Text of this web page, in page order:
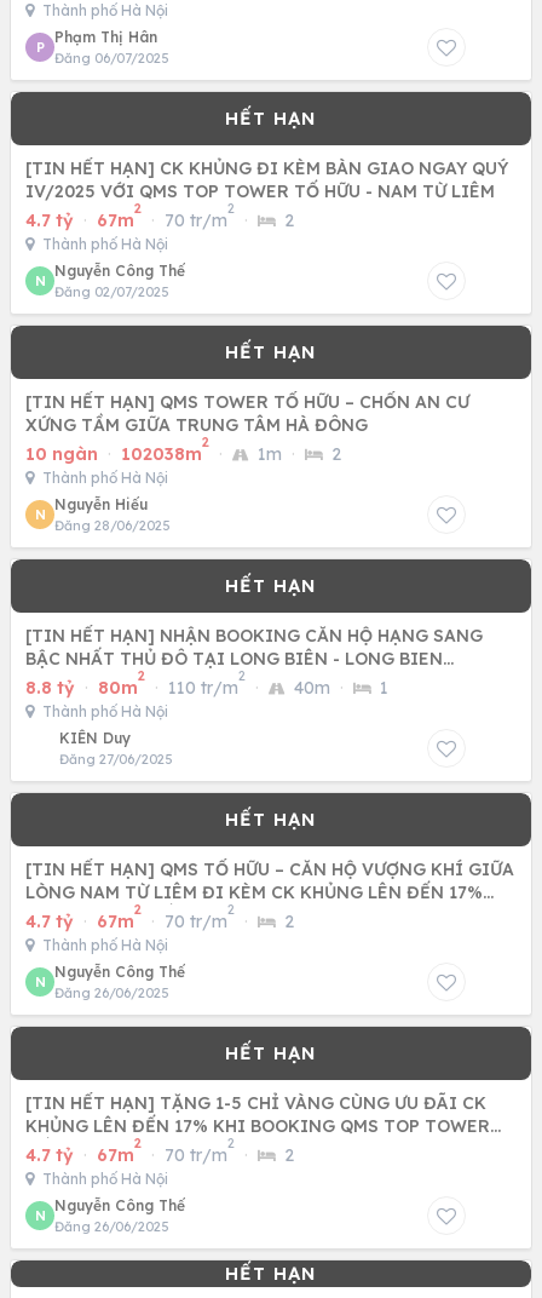
Thành phố Hà Nội
P
Phạm Thị Hân
Đăng 06/07/2025
[TIN HẾT HẠN] CK KHỦNG ĐI KÈM BÀN GIAO NGAY QUÝ
IV/2025 VỚI QMS TOP TOWER TỐ HỮU - NAM TỪ LIÊM
4.7 tỷ · 67m
2
· 70 tr/m
2
· 2
Thành phố Hà Nội
N
Nguyễn Công Thế
Đăng 02/07/2025
[TIN HẾT HẠN] QMS TOWER TỐ HỮU – CHỐN AN CƯ
XỨNG TẦM GIỮA TRUNG TÂM HÀ ĐÔNG
10 ngàn · 102038m
2
· 1m · 2
Thành phố Hà Nội
N
Nguyễn Hiếu
Đăng 28/06/2025
[TIN HẾT HẠN] NHẬN BOOKING CĂN HỘ HẠNG SANG
BẬC NHẤT THỦ ĐÔ TẠI LONG BIÊN - LONG BIEN
CENTRAL
8.8 tỷ · 80m
2
· 110 tr/m
2
· 40m · 1
Thành phố Hà Nội
KIÊN Duy
Đăng 27/06/2025
[TIN HẾT HẠN] QMS TỐ HỮU – CĂN HỘ VƯỢNG KHÍ GIỮA
LÒNG NAM TỪ LIÊM ĐI KÈM CK KHỦNG LÊN ĐẾN 17%
CÙNG CƠ HỘI BỐC
4.7 tỷ · 67m
2
· 70 tr/m
2
· 2
Thành phố Hà Nội
N
Nguyễn Công Thế
Đăng 26/06/2025
[TIN HẾT HẠN] TẶNG 1-5 CHỈ VÀNG CÙNG ƯU ĐÃI CK
KHỦNG LÊN ĐẾN 17% KHI BOOKING QMS TOP TOWER
TỐ HỮU - NAM TỪ LIÊM
4.7 tỷ · 67m
2
· 70 tr/m
2
· 2
Thành phố Hà Nội
N
Nguyễn Công Thế
Đăng 26/06/2025